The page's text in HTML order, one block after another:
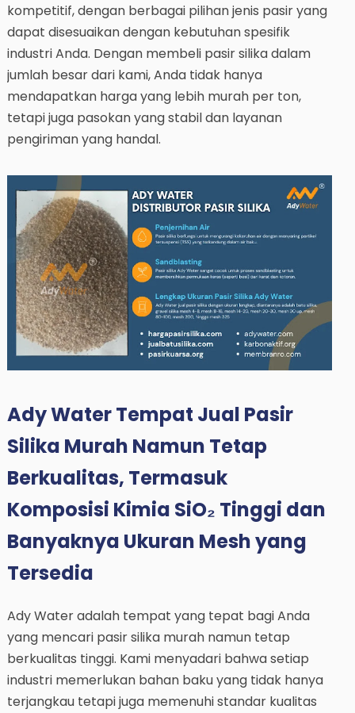
kompetitif, dengan berbagai pilihan jenis pasir yang
dapat disesuaikan dengan kebutuhan spesifik
industri Anda. Dengan membeli pasir silika dalam
jumlah besar dari kami, Anda tidak hanya
mendapatkan harga yang lebih murah per ton,
tetapi juga pasokan yang stabil dan layanan
pengiriman yang handal.
Ady Water Tempat Jual Pasir
Silika Murah Namun Tetap
Berkualitas, Termasuk
Komposisi Kimia SiO₂ Tinggi dan
Banyaknya Ukuran Mesh yang
Tersedia
Ady Water adalah tempat yang tepat bagi Anda
yang mencari pasir silika murah namun tetap
berkualitas tinggi. Kami menyadari bahwa setiap
industri memerlukan bahan baku yang tidak hanya
terjangkau tetapi juga memenuhi standar kualitas